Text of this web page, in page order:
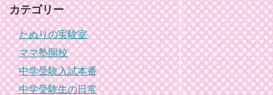
カテゴリー
たぬりの実験室
ママ塾開校
中学受験入試本番
中学受験生の日常